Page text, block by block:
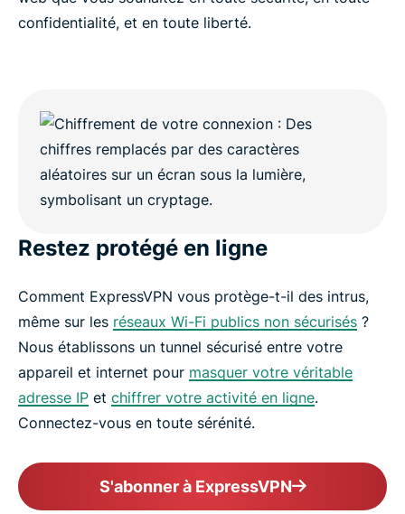
confidentialité, et en toute liberté.
Restez protégé en ligne
Comment ExpressVPN vous protège-t-il des intrus,
même sur les réseaux Wi-Fi publics non sécurisés ?
Nous établissons un tunnel sécurisé entre votre
appareil et internet pour masquer votre véritable
adresse IP et chiffrer votre activité en ligne.
Connectez-vous en toute sérénité.
S'abonner à ExpressVPN